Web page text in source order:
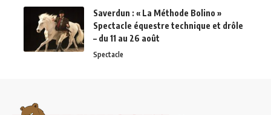
Saverdun : « La Méthode Bolino »
Spectacle équestre technique et drôle
– du 11 au 26 août
Spectacle